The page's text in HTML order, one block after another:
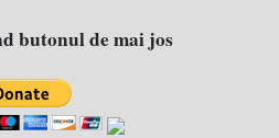
butonul de mai jos